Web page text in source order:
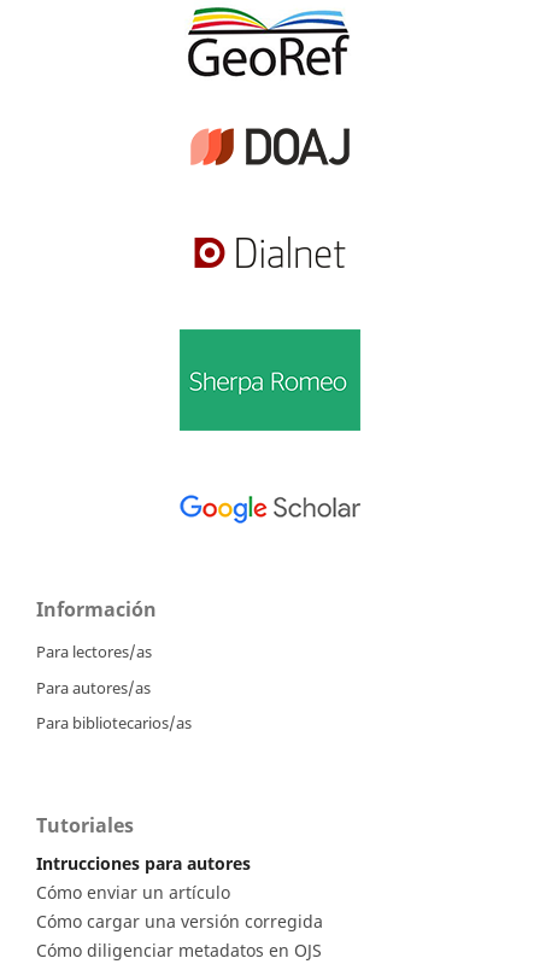
Información
Para lectores/as
Para autores/as
Para bibliotecarios/as
Tutoriales
Intrucciones para autores
Cómo enviar un artículo
Cómo cargar una versión corregida
Cómo diligenciar metadatos en OJS